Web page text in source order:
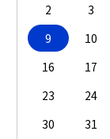
2
3
9
10
16
17
23
24
30
31